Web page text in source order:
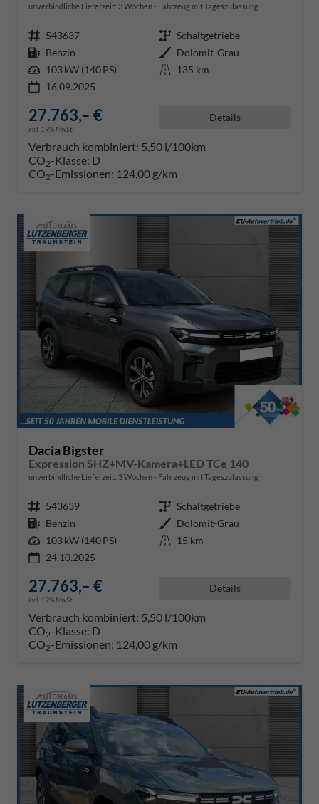
unverbindliche Lieferzeit: 3 Wochen Fahrzeug mit Tageszulassung
Fahrzeugnr. 543637 Getriebe Schaltgetriebe
Kraftstoff Benzin Außenfarbe Dolomit-Grau
Leistung 103 kW (140 PS) Kilometerstand 135 km
16.09.2025
27.763,– €
incl. 19% MwSt.
Details
Verbrauch kombiniert: 5,50 l/100km
CO2-Klasse: D
CO2-Emissionen: 124,00 g/km
Dacia Bigster
Expression SHZ+MV-Kamera+LED TCe 140
unverbindliche Lieferzeit: 3 Wochen Fahrzeug mit Tageszulassung
Fahrzeugnr. 543639 Getriebe Schaltgetriebe
Kraftstoff Benzin Außenfarbe Dolomit-Grau
Leistung 103 kW (140 PS) Kilometerstand 15 km
24.10.2025
27.763,– €
incl. 19% MwSt.
Details
Verbrauch kombiniert: 5,50 l/100km
CO2-Klasse: D
CO2-Emissionen: 124,00 g/km